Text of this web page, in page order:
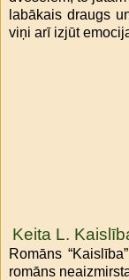
labākais draugs
viņi arī izjūt
Keita L.
Romāns
romāns